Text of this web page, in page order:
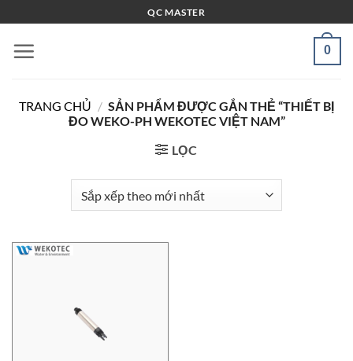
qua
nội
QC MASTER
0
TRANG CHỦ / SẢN PHẨM ĐƯỢC GẮN THẺ “THIẾT BỊ
ĐO WEKO-PH WEKOTEC VIỆT NAM”
LỌC